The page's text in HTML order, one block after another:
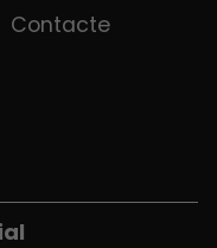
Contacte